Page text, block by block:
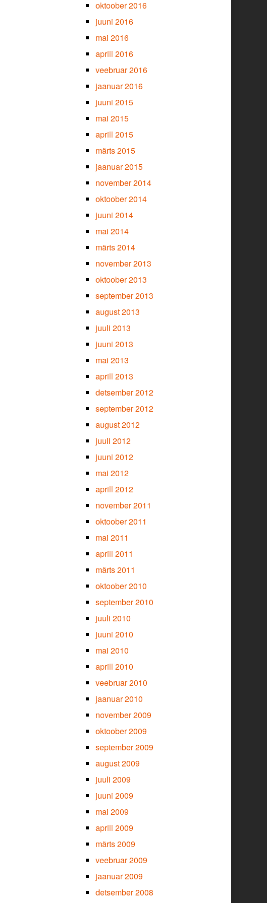
oktoober 2016
juuni 2016
mai 2016
aprill 2016
veebruar 2016
jaanuar 2016
juuni 2015
mai 2015
aprill 2015
märts 2015
jaanuar 2015
november 2014
oktoober 2014
juuni 2014
mai 2014
märts 2014
november 2013
oktoober 2013
september 2013
august 2013
juuli 2013
juuni 2013
mai 2013
aprill 2013
detsember 2012
september 2012
august 2012
juuli 2012
juuni 2012
mai 2012
aprill 2012
november 2011
oktoober 2011
mai 2011
aprill 2011
märts 2011
oktoober 2010
september 2010
juuli 2010
juuni 2010
mai 2010
aprill 2010
veebruar 2010
jaanuar 2010
november 2009
oktoober 2009
september 2009
august 2009
juuli 2009
juuni 2009
mai 2009
aprill 2009
märts 2009
veebruar 2009
jaanuar 2009
detsember 2008